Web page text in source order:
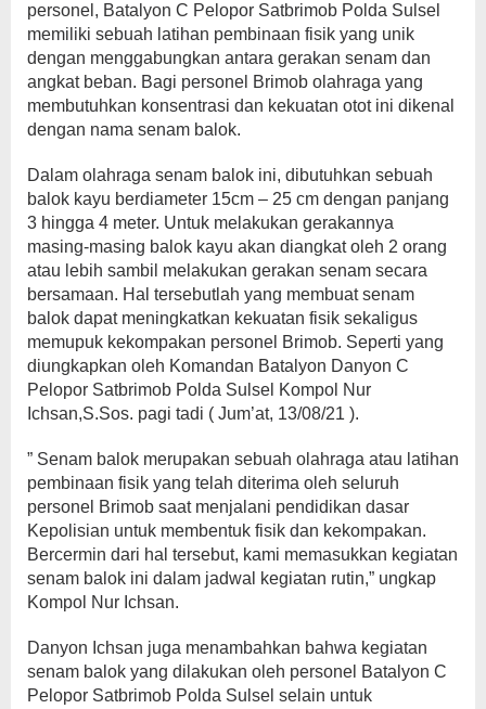
personel, Batalyon C Pelopor Satbrimob Polda Sulsel
memiliki sebuah latihan pembinaan fisik yang unik
dengan menggabungkan antara gerakan senam dan
angkat beban. Bagi personel Brimob olahraga yang
membutuhkan konsentrasi dan kekuatan otot ini dikenal
dengan nama senam balok.
Dalam olahraga senam balok ini, dibutuhkan sebuah
balok kayu berdiameter 15cm – 25 cm dengan panjang
3 hingga 4 meter. Untuk melakukan gerakannya
masing-masing balok kayu akan diangkat oleh 2 orang
atau lebih sambil melakukan gerakan senam secara
bersamaan. Hal tersebutlah yang membuat senam
balok dapat meningkatkan kekuatan fisik sekaligus
memupuk kekompakan personel Brimob. Seperti yang
diungkapkan oleh Komandan Batalyon Danyon C
Pelopor Satbrimob Polda Sulsel Kompol Nur
Ichsan,S.Sos. pagi tadi ( Jum’at, 13/08/21 ).
” Senam balok merupakan sebuah olahraga atau latihan
pembinaan fisik yang telah diterima oleh seluruh
personel Brimob saat menjalani pendidikan dasar
Kepolisian untuk membentuk fisik dan kekompakan.
Bercermin dari hal tersebut, kami memasukkan kegiatan
senam balok ini dalam jadwal kegiatan rutin,” ungkap
Kompol Nur Ichsan.
Danyon Ichsan juga menambahkan bahwa kegiatan
senam balok yang dilakukan oleh personel Batalyon C
Pelopor Satbrimob Polda Sulsel selain untuk